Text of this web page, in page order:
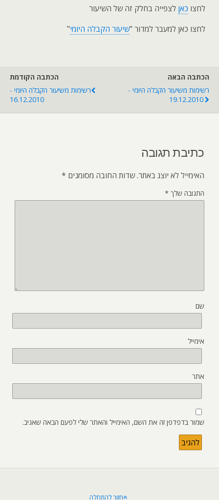
לחצו כאן לצפייה בחלק זה של השיעור
לחצו כאן למעבר למדור "שיעור הקבלה היומי"
הכתבה הקודמת
רשימות משיעור הקבלה היומי -
16.12.2010
הכתבה הבאה
רשימות משיעור הקבלה היומי -
19.12.2010
כתיבת תגובה
האימייל לא יוצג באתר.שדות החובה מסומנים *
התגובה שלך *
שם
אימייל
אתר
שמור בדפדפן זה את השם, האימייל והאתר שלי לפעם הבאה שאגיב.
חזור להתחלה